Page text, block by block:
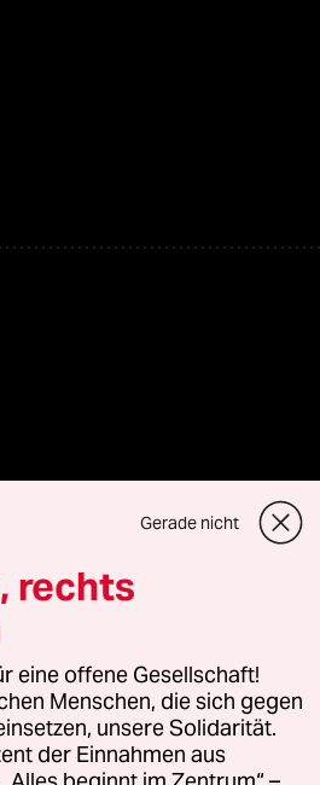
GmbH
Fragen oder für Genehmigungen
Kommune-Richtlinien
Gerade nicht
rechts
eine offene Gesellschaft!
Menschen, die sich gegen
unsere Solidarität.
der Einnahmen aus